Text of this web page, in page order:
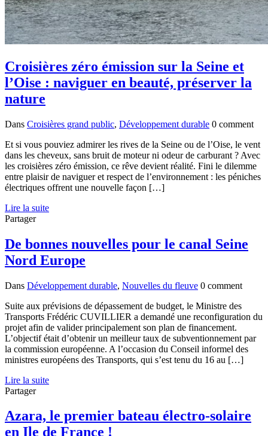
Croisières zéro émission sur la Seine et
l’Oise : naviguer en beauté, préserver la
nature
Dans Croisières grand public, Développement durable 0 comment
Et si vous pouviez admirer les rives de la Seine ou de l’Oise, le vent
dans les cheveux, sans bruit de moteur ni odeur de carburant ? Avec
les croisières zéro émission, ce rêve devient réalité. Fini le dilemme
entre plaisir de naviguer et respect de l’environnement : les péniches
électriques offrent une nouvelle façon […]
Lire la suite
Partager
De bonnes nouvelles pour le canal Seine
Nord Europe
Dans Développement durable, Nouvelles du fleuve 0 comment
Suite aux prévisions de dépassement de budget, le Ministre des
Transports Frédéric CUVILLIER a demandé une reconfiguration du
projet afin de valider principalement son plan de financement.
L’objectif était d’obtenir un meilleur taux de subventionnement par
la commission européenne. A l’occasion du Conseil informel des
ministres européens des Transports, qui s’est tenu du 16 au […]
Lire la suite
Partager
Azara, le premier bateau électro-solaire
en Ile de France !